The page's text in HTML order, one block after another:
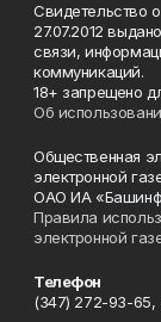
Свидетельство
27.07.2012
связи,
коммуникаций.
18+ запрещено
Об
Общественная
электронной
ОАО ИА
Правила
электронной
Телефон
(347) 272-93-